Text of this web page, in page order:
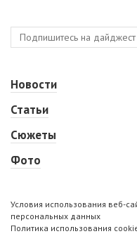
Новости
Статьи
Сюжеты
Фото
Условия использования веб-
персональных данных
Политика использования